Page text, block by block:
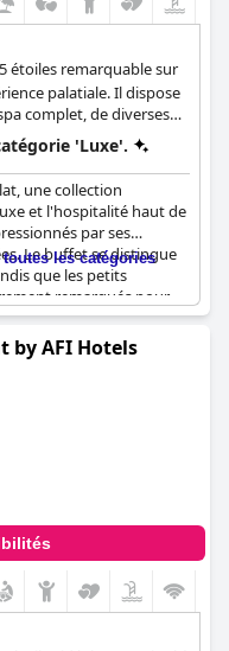
étoiles remarquable sur
palatiale. Il dispose
complet, de diverses
et d'un large éventail
loisirs.
'Luxe'.
une collection
et l'hospitalité haut de
par ses
Le buffet se distingue
que les petits
remarqués pour
une expérience de
aux étages
générale
des normes
ajoute une couche
que chaque aspect
les catégories
by AFI Hotels